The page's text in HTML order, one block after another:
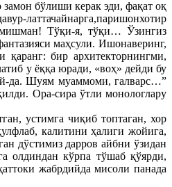
бўлиши керак эди, фақат оқ
латтачайнарга,паришонхотир
Тўқи-я, тўқи… Ўзингиз
маҳсули. Ишонаверинг,
бир архитекторнингми,
у ёққа юради, «воҳ» дейди бу
да. Шуям муаммоми, галварс…”
Ора-сира ўтли монологлару
устимга чиқиб топтаган, хор
калитини ҳалиги жойига,
дўстимиз дарров айбни ўзидан
олдиндан кўрпа тўшаб қўярди,
жабрдийда мисоли панада